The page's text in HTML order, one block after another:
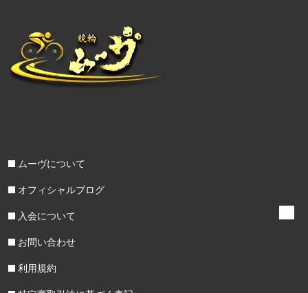
ムーヴについて
オフィシャルブログ
入会について
お問い合わせ
利用規約